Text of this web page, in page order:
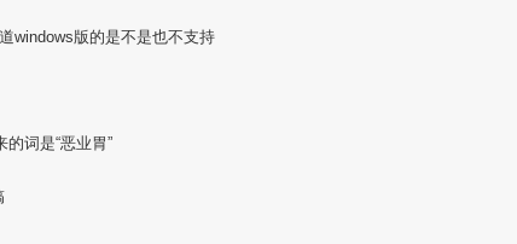
windows版的是不是也不支持
词是“恶业胃”